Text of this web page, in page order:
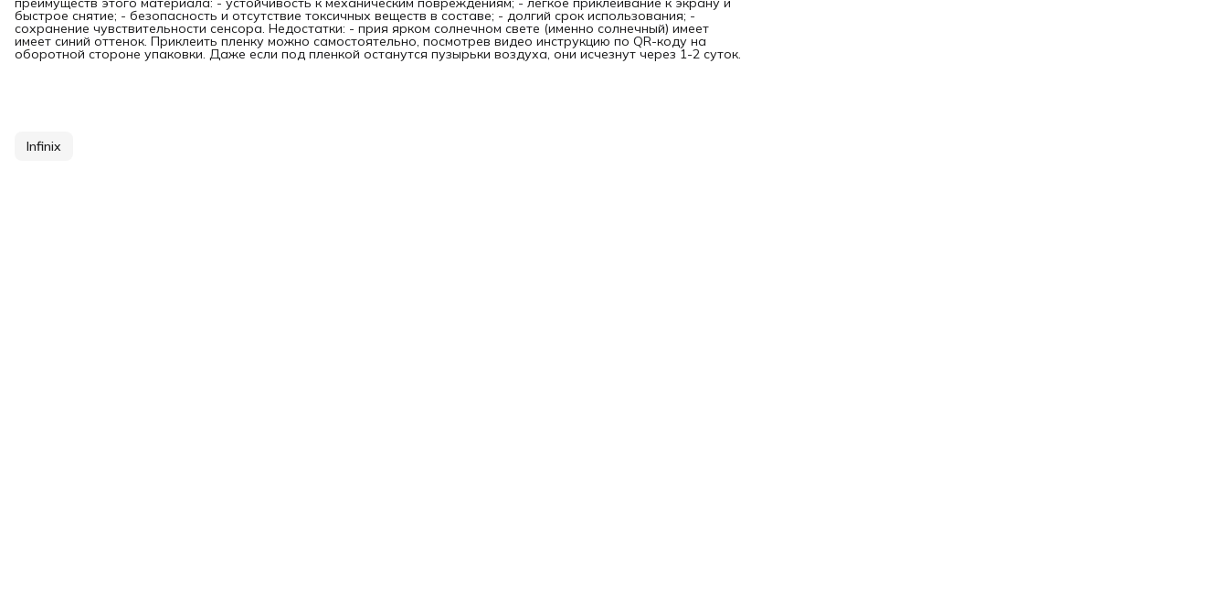
быстрое снятие; - безопасность и отсутствие токсичных веществ в составе; - долгий срок использования; -
сохранение чувствительности сенсора. Недостатки: - прия ярком солнечном свете (именно солнечный) имеет
имеет синий оттенок. Приклеить пленку можно самостоятельно, посмотрев видео инструкцию по QR-коду на
оборотной стороне упаковки. Даже если под пленкой останутся пузырьки воздуха, они исчезнут через 1-2 суток.
Infinix